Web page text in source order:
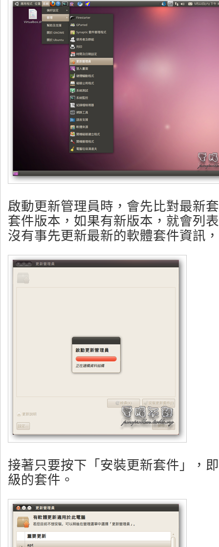
啟動更新管理員時，會先比對最新
套件版本，如果有新版本，就會列
沒有事先更新最新的軟體套件資訊
接著只要按下「安裝更新套件」，
級的套件。